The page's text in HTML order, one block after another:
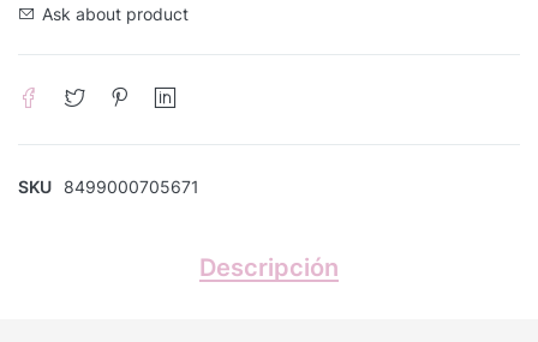
Ask about product
SKU 8499000705671
Descripción